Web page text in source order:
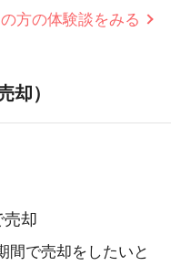
方の体験談をみる
却）
売却
間で売却をしたいと